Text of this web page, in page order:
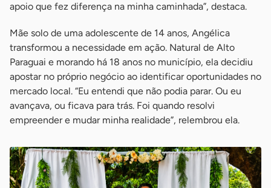
apoio que fez diferença na minha caminhada”, destaca.
Mãe solo de uma adolescente de 14 anos, Angélica
transformou a necessidade em ação. Natural de Alto
Paraguai e morando há 18 anos no município, ela decidiu
apostar no próprio negócio ao identificar oportunidades no
mercado local. “Eu entendi que não podia parar. Ou eu
avançava, ou ficava para trás. Foi quando resolvi
empreender e mudar minha realidade”, relembrou ela.